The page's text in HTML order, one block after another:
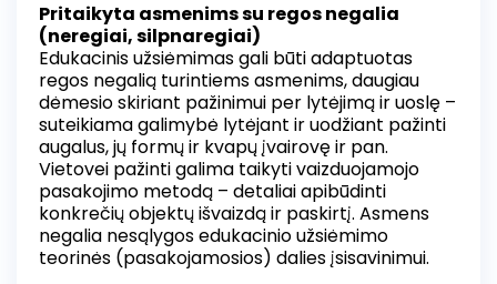
Pritaikyta asmenims su regos negalia
(neregiai, silpnaregiai)
Edukacinis užsiėmimas gali būti adaptuotas
regos negalią turintiems asmenims, daugiau
dėmesio skiriant pažinimui per lytėjimą ir uoslę –
suteikiama galimybė lytėjant ir uodžiant pažinti
augalus, jų formų ir kvapų įvairovę ir pan.
Vietovei pažinti galima taikyti vaizduojamojo
pasakojimo metodą – detaliai apibūdinti
konkrečių objektų išvaizdą ir paskirtį. Asmens
negalia nesąlygos edukacinio užsiėmimo
teorinės (pasakojamosios) dalies įsisavinimui.